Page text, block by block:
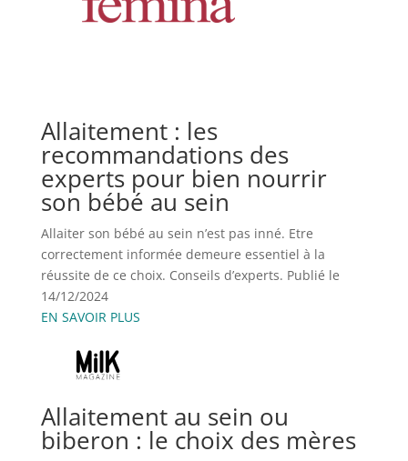
Allaitement : les
recommandations des
experts pour bien nourrir
son bébé au sein
Allaiter son bébé au sein n’est pas inné. Etre
correctement informée demeure essentiel à la
réussite de ce choix. Conseils d’experts. Publié le
14/12/2024
EN SAVOIR PLUS
Allaitement au sein ou
biberon : le choix des mères